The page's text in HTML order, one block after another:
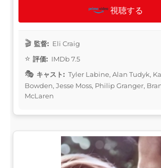
視聴する
監督: Eli Craig
評価: IMDb 7.5
キャスト: Tyler Labine, Alan Tudyk,
Bowden, Jesse Moss, Philip Granger,
McLaren